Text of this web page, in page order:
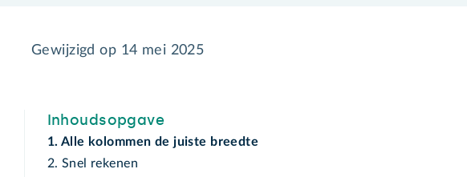
Gewijzigd op 14 mei 2025
Inhoudsopgave
1. Alle kolommen de juiste breedte
2. Snel rekenen